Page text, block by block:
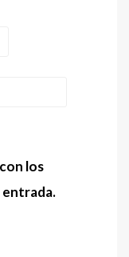
los
entrada.